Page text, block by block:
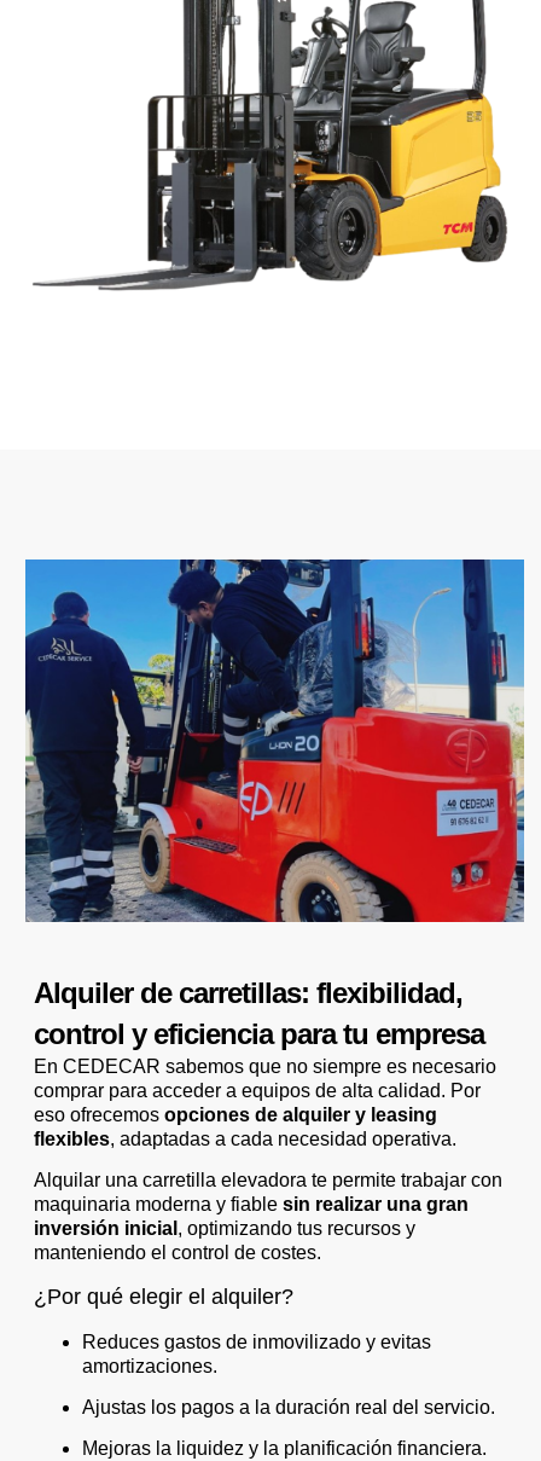
Alquiler de carretillas: flexibilidad,
control y eficiencia para tu empresa
En CEDECAR sabemos que no siempre es necesario
comprar para acceder a equipos de alta calidad. Por
eso ofrecemos opciones de alquiler y leasing
flexibles, adaptadas a cada necesidad operativa.
Alquilar una carretilla elevadora te permite trabajar con
maquinaria moderna y fiable sin realizar una gran
inversión inicial , optimizando tus recursos y
manteniendo el control de costes.
¿Por qué elegir el alquiler?
Reduces gastos de inmovilizado y evitas
amortizaciones.
Ajustas los pagos a la duración real del servicio.
Mejoras la liquidez y la planificación financiera.